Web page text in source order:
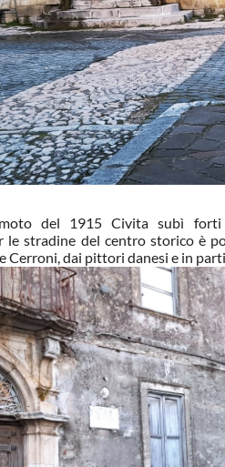
del 1915 Civita subì
le stradine del centro storico è
Cerroni, dai pittori danesi e in